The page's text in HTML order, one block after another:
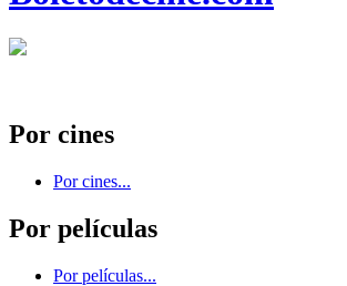
Por cines
Por cines...
Por películas
Por películas...